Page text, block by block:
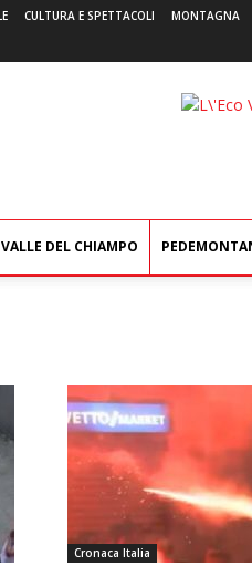
CULTURA E SPETTACOLI MONTAGNA
VALLE DEL CHIAMPO
Cronaca Italia